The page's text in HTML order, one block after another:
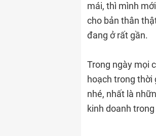
mái, thì mình
cho bản thân
đang ở rất gần.
Trong ngày mọi
hoạch trong thời
nhé, nhất là
kinh doanh trong